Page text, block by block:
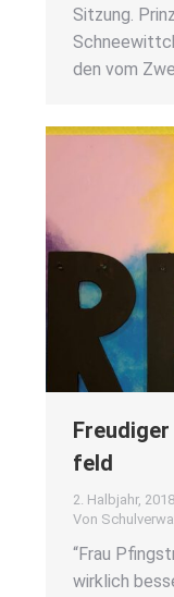
Sit­zung.
den vom
feld
2. Halbjahr,
Von
“Frau
wirk­lich